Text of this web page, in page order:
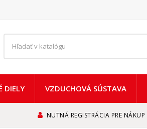
DIELY VZDUCHOVÁ SÚSTAVA
NUTNÁ REGISTRÁCIA PRE NÁKUP